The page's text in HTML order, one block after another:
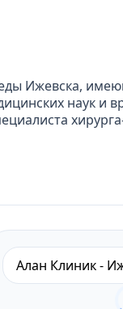
Ижевска,
наук и
Алан Клиник -